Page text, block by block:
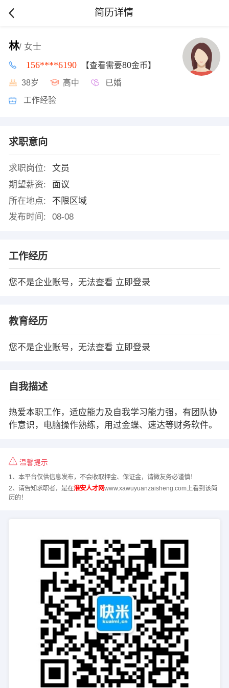
简历详情
林/ 女士
156****6190 【查看需要80金币】
38岁 高中 已婚
工作经验
求职意向
求职岗位:
文员
期望薪资:
面议
所在地点:
不限区域
发布时间:
08-08
工作经历
您不是企业账号，无法查看 立即登录
教育经历
您不是企业账号，无法查看 立即登录
自我描述
热爱本职工作，适应能力及自我学习能力强，有团队协
作意识，电脑操作熟练，用过金蝶、速达等财务软件。
温馨提示
1、本平台仅供信息发布，不会收取押金、保证金，请微友务必谨慎！
2、请告知求职者，是在淮安人才网www.xawuyuanzaisheng.com上看到该简
历的！